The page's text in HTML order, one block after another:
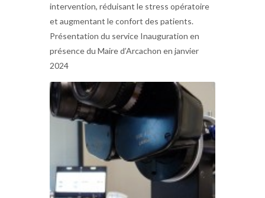
intervention, réduisant le stress opératoire
et augmentant le confort des patients.
Présentation du service Inauguration en
présence du Maire d’Arcachon en janvier
2024